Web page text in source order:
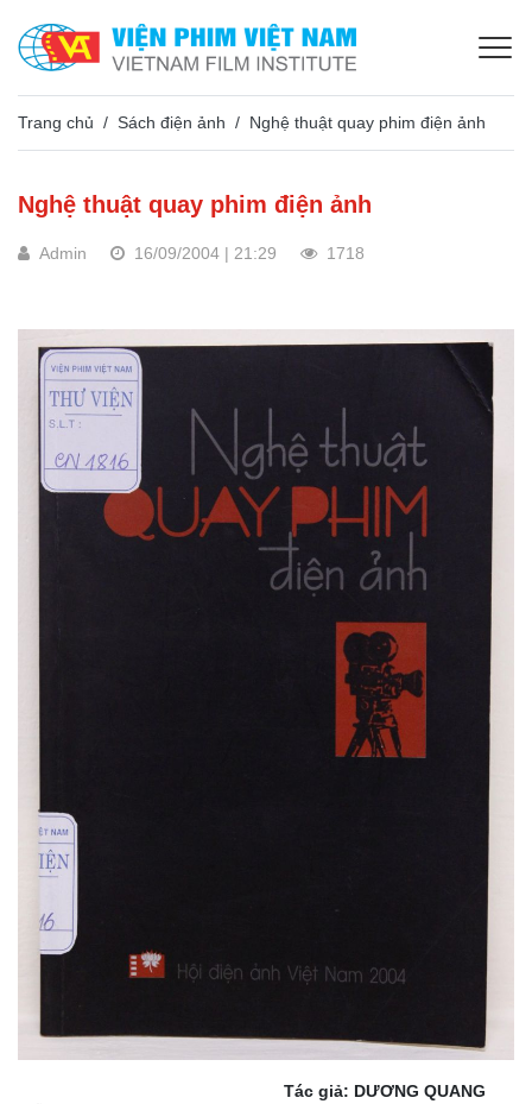
Trang chủ Sách điện ảnh Nghệ thuật quay phim điện ảnh
Nghệ thuật quay phim điện ảnh
Admin 16/09/2004 | 21:29 1718
Tác giả: DƯƠNG QUANG